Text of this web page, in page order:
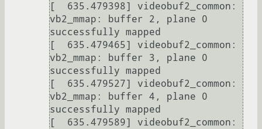
[  635.479398] videobuf2_common:
vb2_mmap: buffer 2, plane 0
successfully mapped
[  635.479465] videobuf2_common:
vb2_mmap: buffer 3, plane 0
successfully mapped
[  635.479527] videobuf2_common:
vb2_mmap: buffer 4, plane 0
successfully mapped
[  635.479589] videobuf2_common: